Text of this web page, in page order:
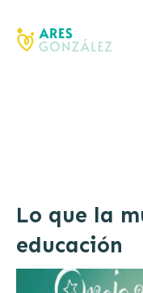
Lo que la
educación